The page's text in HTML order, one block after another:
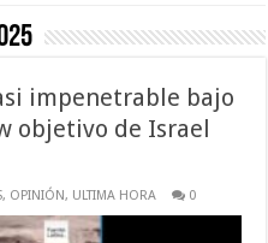
impenetrable bajo
objetivo de Israel
, OPINIÓN, ULTIMA HORA 0